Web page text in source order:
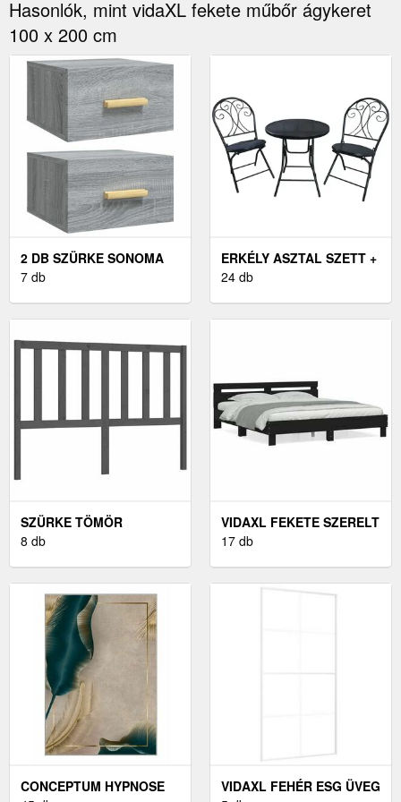
Hasonlók, mint vidaXL fekete műbőr ágykeret
100 x 200 cm
2 DB SZÜRKE SONOMA
FALRA SZERELHETŐ
7 db
ERKÉLY ASZTAL SZETT +
2 SZÉKKEL FEKETE
24 db
SZÜRKE TÖMÖR
FENYŐFA ÁGYFEJTÁMLA
8 db
VIDAXL FEKETE SZERELT
FA ÁGYKERET
17 db
CONCEPTUM HYPNOSE
VIDAXL FEHÉR ESG ÜVEG